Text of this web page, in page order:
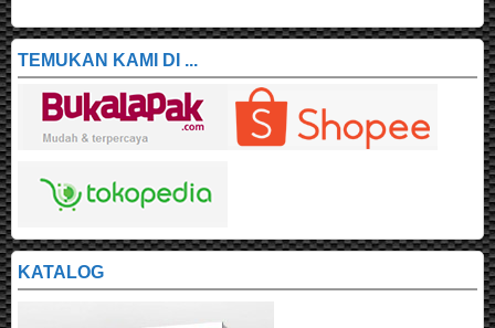
TEMUKAN KAMI DI ...
KATALOG